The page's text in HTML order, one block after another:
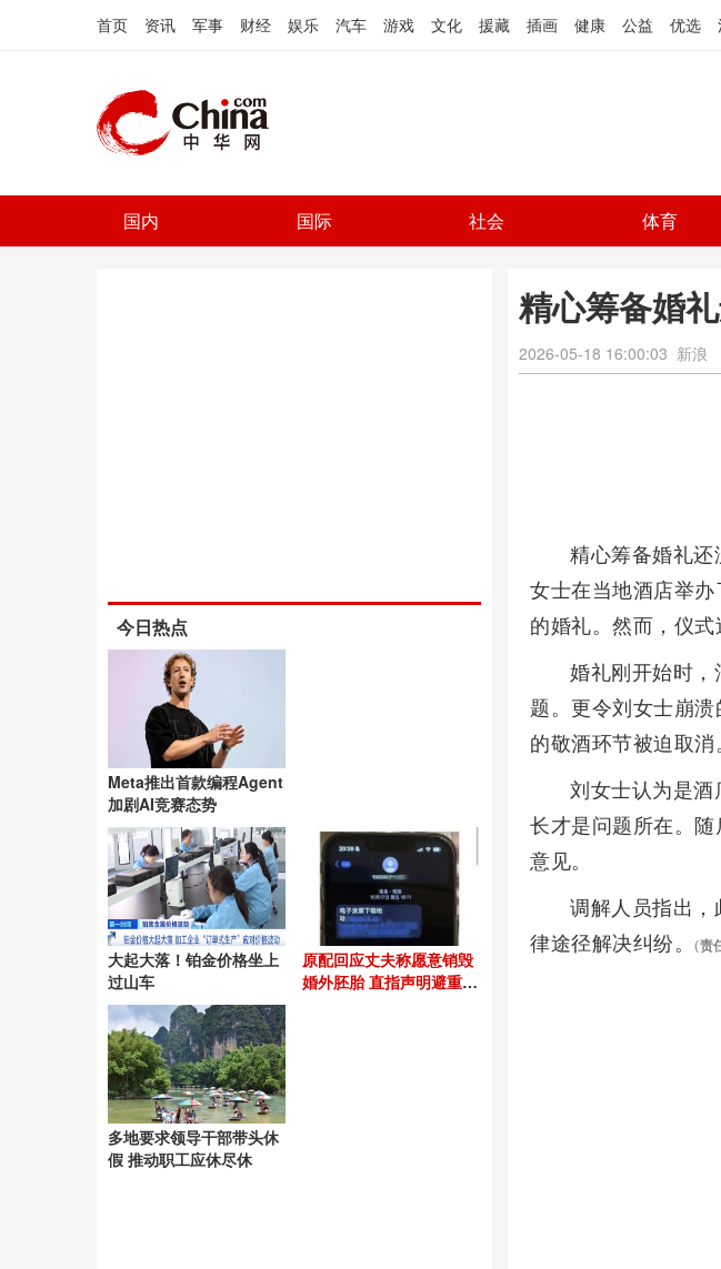
首页 资讯 军事 财经 娱乐 汽车 游戏 文化 援藏 插画 健康 公益 优选
国内 国际 社会 体育
精心筹备婚
2026-05-18 16:00:03 新浪
精心筹备婚礼
女士在当地酒店举
的婚礼。然而，仪式
婚礼刚开始时
题。更令刘女士崩
的敬酒环节被迫取消。
刘女士认为是
长才是问题所在。
意见。
调解人员指出
律途径解决纠纷。
(责
今日热点
Meta推出首款编程Agent
加剧AI竞赛态势
大起大落！铂金价格坐上
过山车
原配回应丈夫称愿意销毁
婚外胚胎 直指声明避重就
多地要求领导干部带头休
假 推动职工应休尽休